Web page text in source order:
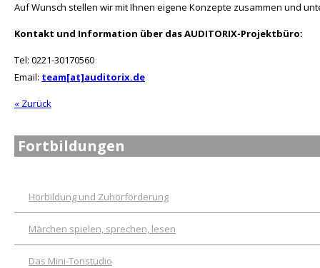
Auf Wunsch stellen wir mit Ihnen eigene Konzepte zusammen und
Kontakt und Information über das AUDITORIX-Projektbüro:
Tel: 0221-30170560
Email: team[at]auditorix.de
« Zurück
Fortbildungen
Hörbildung und Zuhörförderung
Märchen spielen, sprechen, lesen
Das Mini-Tonstudio